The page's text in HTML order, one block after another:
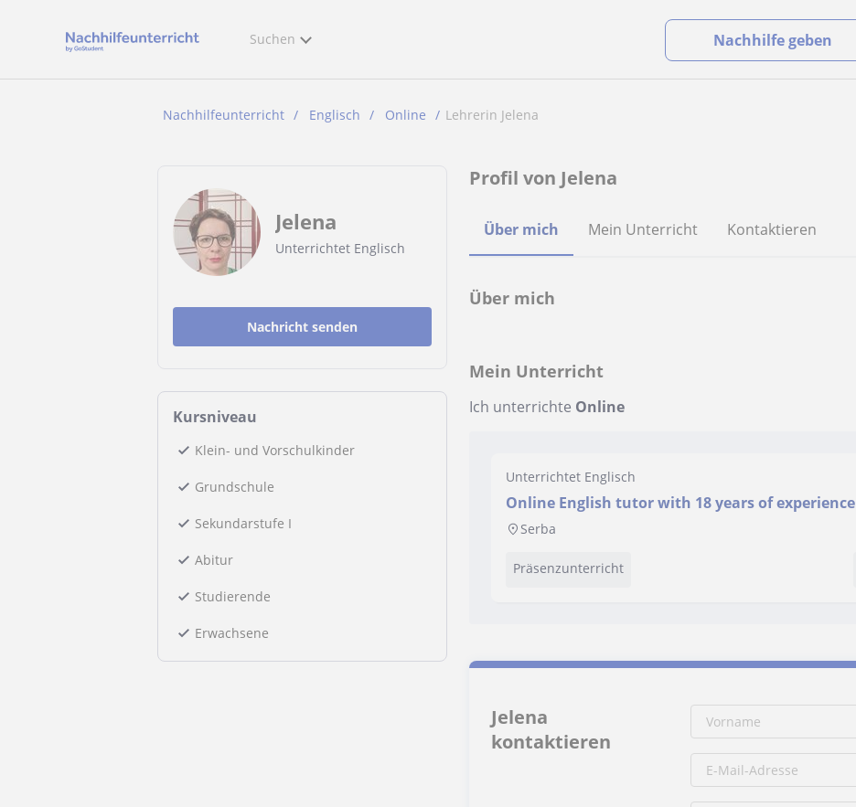
Suchen Nachhilfe geben
Nachhilfeunterricht Englisch Online Lehrerin Jelena
Jelena
Unterrichtet Englisch
Nachricht senden
Kursniveau
Klein- und Vorschulkinder
Grundschule
Sekundarstufe I
Abitur
Studierende
Erwachsene
Profil von Jelena
Über mich Mein Unterricht Kontaktieren
Über mich
Mein Unterricht
Ich unterrichte Online
Unterrichtet Englisch
Online English tutor with 18 years of experience
Serba
Präsenzunterricht
Jelena
kontaktieren